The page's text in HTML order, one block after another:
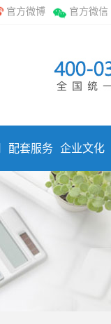
官方微博 官方微信
配套服务 企业文化